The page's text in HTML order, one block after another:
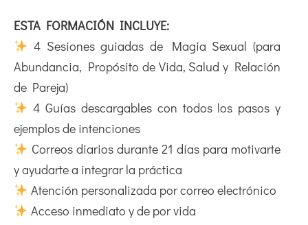
ESTA FORMACIÓN INCLUYE:
4 Sesiones guiadas de Magia Sexual (para
Abundancia, Propósito de Vida, Salud y Relación
de Pareja)
4 Guías descargables con todos los pasos y
ejemplos de intenciones
Correos diarios durante 21 días para motivarte
y ayudarte a integrar la práctica
Atención personalizada por correo electrónico
Acceso inmediato y de por vida